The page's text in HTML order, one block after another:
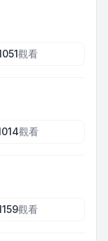
觀看
觀看
觀看